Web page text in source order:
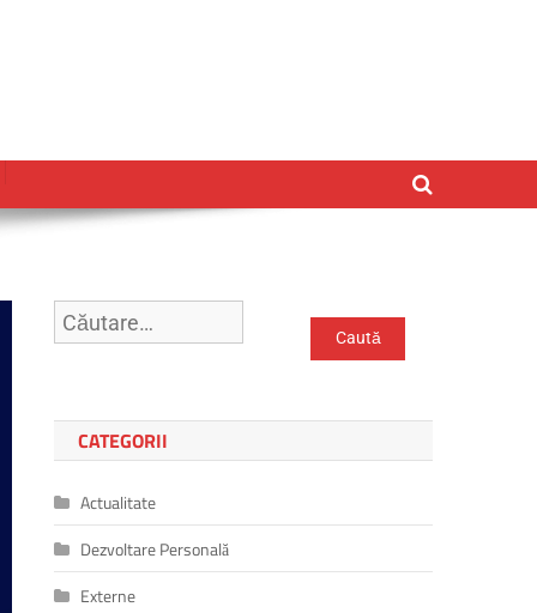
Caută
după:
CATEGORII
Actualitate
Dezvoltare Personală
Externe